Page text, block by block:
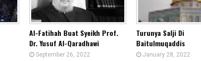
Al-Fatihah Buat Syeikh Prof.
Dr. Yusuf Al-Qaradhawi
September 26, 2022
Turunya Salji Di
Baitulmuqaddis
January 28, 2022